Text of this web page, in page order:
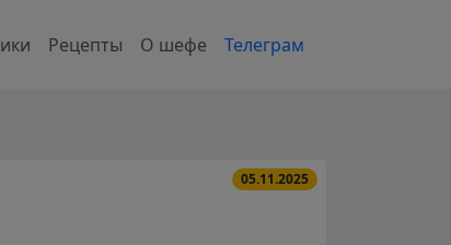
Рецепты О шефе Телеграм
05.11.2025